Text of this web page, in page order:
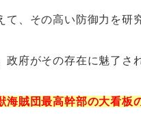
、その高い防御力を研
府がその存在に魅了さ
海賊団最高幹部の大看板